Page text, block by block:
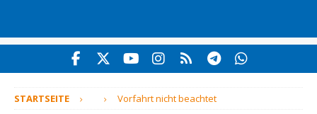
STARTSEITE Vorfahrt nicht beachtet